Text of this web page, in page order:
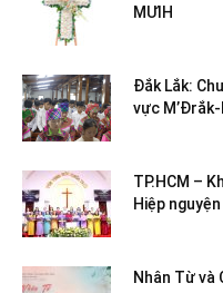
MƯIH
Đắk Lắk:
vực
TP.HCM –
Hiệp
Nhân Từ và